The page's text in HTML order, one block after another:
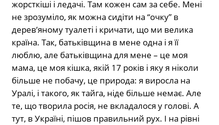
жорсткіші і ледачі. Там кожен сам за себе. Мені
не зрозуміло, як можна сидіти на “очку” в
дерев’яному туалеті і кричати, що ми велика
країна. Так, батьківщина в мене одна і я її
люблю, але батьківщина для мене – це моя
мама, це моя кішка, якій 17 років і яку я ніколи
більше не побачу, це природа: я виросла на
Уралі, і такого, як тайга, ніде більше немає. Але
те, що творила росія, не вкладалося у голові. А
тут, в Україні, пішов правильний рух. І на рівні